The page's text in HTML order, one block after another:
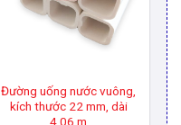
Đường uống nước vuông,
kích thước 22 mm, dài
4.06 m